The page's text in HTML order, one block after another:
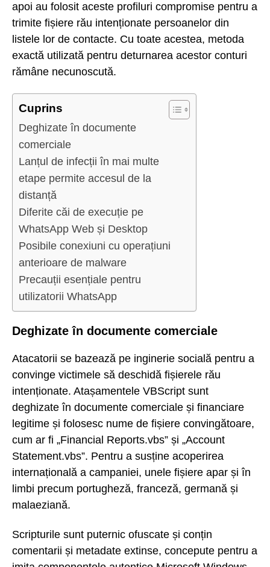
apoi au folosit aceste profiluri compromise pentru a
trimite fișiere rău intenționate persoanelor din
listele lor de contacte. Cu toate acestea, metoda
exactă utilizată pentru deturnarea acestor conturi
rămâne necunoscută.
Cuprins
Deghizate în documente
comerciale
Lanțul de infecții în mai multe
etape permite accesul de la
distanță
Diferite căi de execuție pe
WhatsApp Web și Desktop
Posibile conexiuni cu operațiuni
anterioare de malware
Precauții esențiale pentru
utilizatorii WhatsApp
Deghizate în documente comerciale
Atacatorii se bazează pe inginerie socială pentru a
convinge victimele să deschidă fișierele rău
intenționate. Atașamentele VBScript sunt
deghizate în documente comerciale și financiare
legitime și folosesc nume de fișiere convingătoare,
cum ar fi „Financial Reports.vbs” și „Account
Statement.vbs”. Pentru a susține acoperirea
internațională a campaniei, unele fișiere apar și în
limbi precum portugheză, franceză, germană și
malaeziană.
Scripturile sunt puternic ofuscate și conțin
comentarii și metadate extinse, concepute pentru a